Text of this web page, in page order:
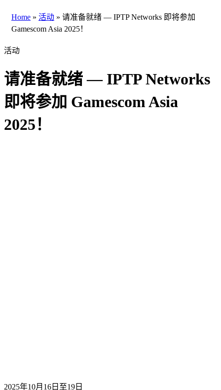
Home » 活动 » 请准备就绪 — IPTP Networks 即将参加
Gamescom Asia 2025！
活动
请准备就绪 — IPTP Networks
即将参加 Gamescom Asia
2025！
2025年10月16日至19日